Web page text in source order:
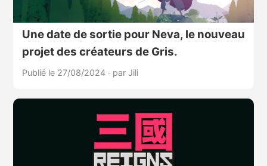
Une date de sortie pour Neva, le nouveau
projet des créateurs de Gris.
Publié le 27/08/2024 · par Jili